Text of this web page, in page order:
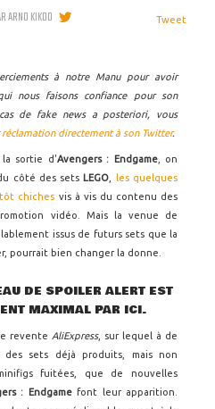
ARNO KIKOO Tweet
à notre Manu pour avoir
nous faisons confiance pour son
de fake news a posteriori, vous
réclamation directement à son Twitter.
la sortie d'Avengers : Endgame, on
côté des sets LEGO
les quelques
chiches vis à vis du contenu des
vidéo. Mais la venue de
issus de futurs sets que la
pourrait bien changer la donne.
DE SPOILER ALERT EST
MAXIMAL PAR ICI.
revente AliExpress, sur lequel à de
des sets déjà produits, mais non
fuitées, que de nouvelles
: Endgame font leur apparition.